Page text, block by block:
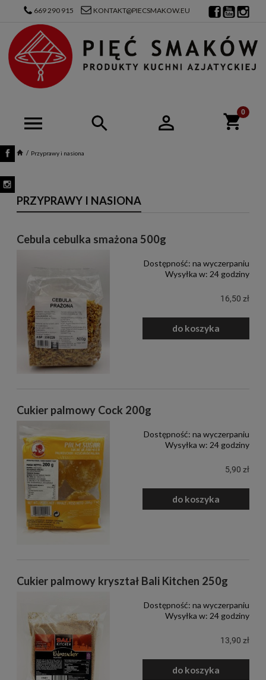
Przyprawy i nasiona
669 290 915 KONTAKT@PIECSMAKOW.EU
PRZYPRAWY I NASIONA
Cebula cebulka smażona 500g
Dostępność: na wyczerpaniu
Wysyłka w: 24 godziny
16,50 zł
do koszyka
Cukier palmowy Cock 200g
Dostępność: na wyczerpaniu
Wysyłka w: 24 godziny
5,90 zł
do koszyka
Cukier palmowy kryształ Bali Kitchen 250g
Dostępność: na wyczerpaniu
Wysyłka w: 24 godziny
13,90 zł
do koszyka